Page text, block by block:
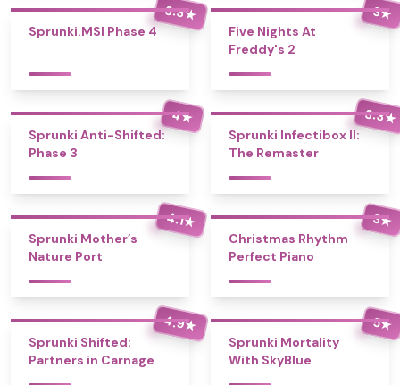
3.3★
Sprunki.MSI Phase 4
3★
Five Nights At
Freddy's 2
4★
Sprunki Anti-Shifted:
Phase 3
3.3★
Sprunki Infectibox II:
The Remaster
4.1★
Sprunki Mother’s
Nature Port
3★
Christmas Rhythm
Perfect Piano
4.9★
Sprunki Shifted:
Partners in Carnage
5★
Sprunki Mortality
With SkyBlue